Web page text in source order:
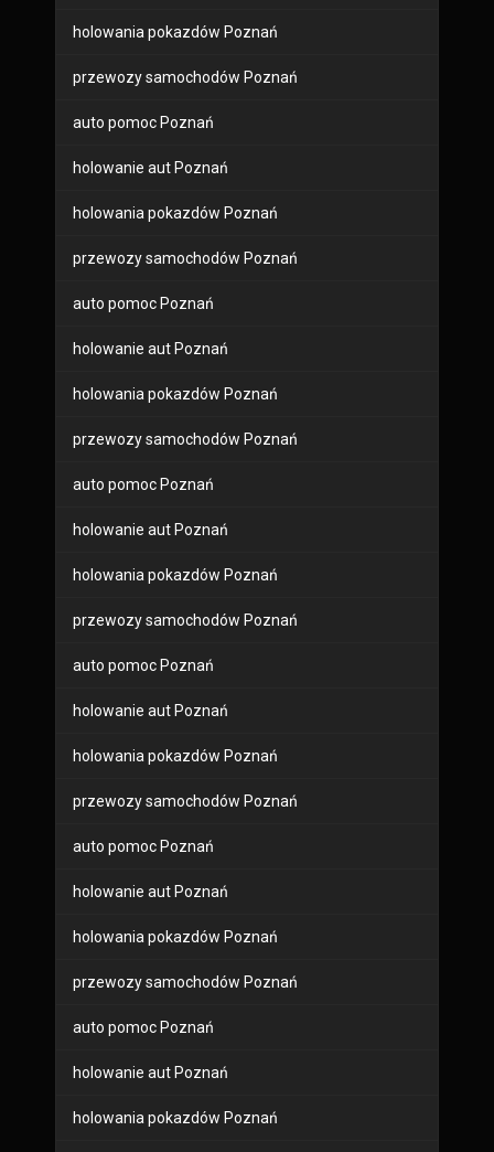
holowania pokazdów Poznań
przewozy samochodów Poznań
auto pomoc Poznań
holowanie aut Poznań
holowania pokazdów Poznań
przewozy samochodów Poznań
auto pomoc Poznań
holowanie aut Poznań
holowania pokazdów Poznań
przewozy samochodów Poznań
auto pomoc Poznań
holowanie aut Poznań
holowania pokazdów Poznań
przewozy samochodów Poznań
auto pomoc Poznań
holowanie aut Poznań
holowania pokazdów Poznań
przewozy samochodów Poznań
auto pomoc Poznań
holowanie aut Poznań
holowania pokazdów Poznań
przewozy samochodów Poznań
auto pomoc Poznań
holowanie aut Poznań
holowania pokazdów Poznań